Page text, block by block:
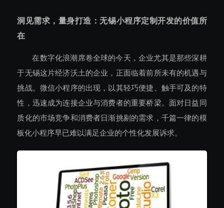
洞见需求，量身打造：无锡小程序定制开发的价值所
在
在数字化浪潮席卷全球的今天，企业尤其是那些深耕
于无锡这片经济沃土的企业，正面临着前所未有的机遇与
挑战。微信小程序的出现，以其轻巧便捷、触手可及的特
性，迅速成为连接企业与消费者的重要桥梁。面对日益同
质化的市场竞争和消费者日渐挑剔的需求，千篇一律的模
板化小程序早已难以满足企业的个性化发展诉求。